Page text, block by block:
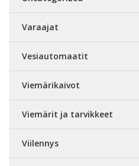
Varaajat
Vesiautomaatit
Viemärikaivot
Viemärit ja tarvikkeet
Viilennys